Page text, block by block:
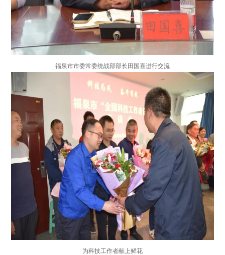
福泉市市委常委统战部部长田国喜进行交流
为科技工作者献上鲜花